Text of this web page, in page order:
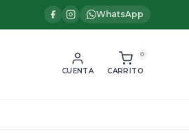
WhatsApp
CUENTA
0
CARRITO